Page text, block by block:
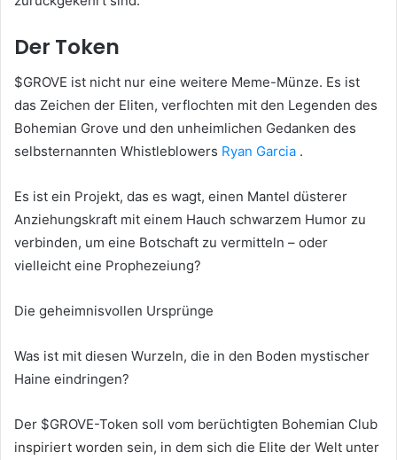
Der Token
$GROVE ist nicht nur eine weitere Meme-Münze. Es ist
das Zeichen der Eliten, verflochten mit den Legenden des
Bohemian Grove und den unheimlichen Gedanken des
selbsternannten Whistleblowers Ryan Garcia .
Es ist ein Projekt, das es wagt, einen Mantel düsterer
Anziehungskraft mit einem Hauch schwarzem Humor zu
verbinden, um eine Botschaft zu vermitteln – oder
vielleicht eine Prophezeiung?
Die geheimnisvollen Ursprünge
Was ist mit diesen Wurzeln, die in den Boden mystischer
Haine eindringen?
Der $GROVE-Token soll vom berüchtigten Bohemian Club
inspiriert worden sein, in dem sich die Elite der Welt unter